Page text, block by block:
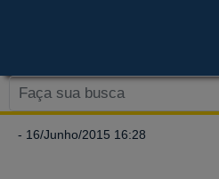
- 16/Junho/2015 16:28